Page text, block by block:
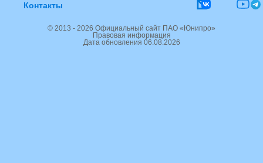
Контакты
© 2013 - 2026 Официальный сайт ПАО «Юнипро»
Правовая информация
Дата обновления 06.08.2026